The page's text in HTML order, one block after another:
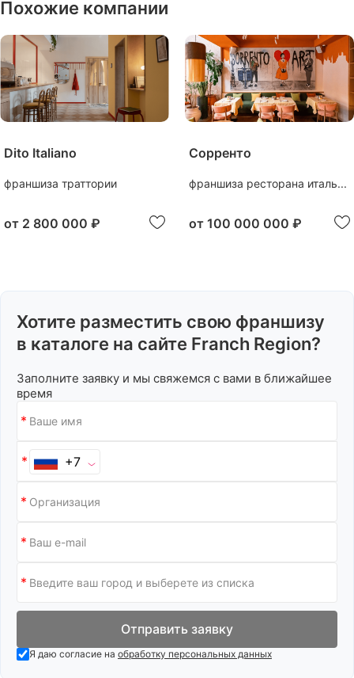
Похожие компании
Dito Italiano
франшиза траттории
от 2 800 000 ₽
Сорренто
франшиза ресторана италь...
от 100 000 000 ₽
Хотите разместить свою франшизу
в каталоге на сайте Franch Region?
Заполните заявку и мы свяжемся с вами в ближайшее
время
+7
Отправить заявку
Я даю согласие на обработку персональных данных